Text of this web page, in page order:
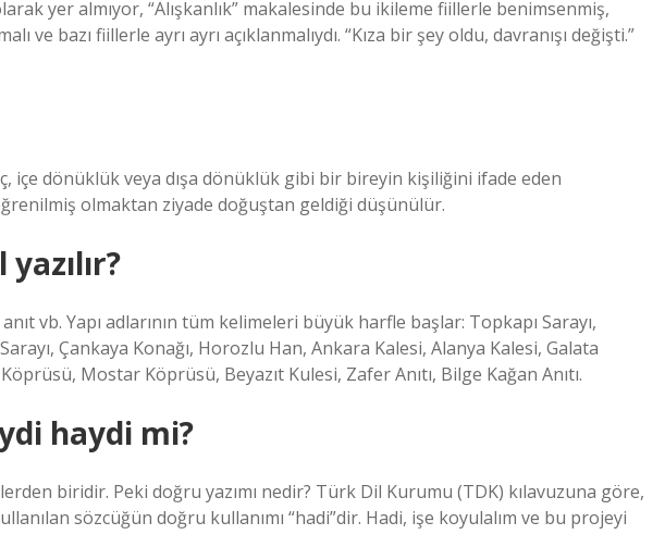
yer almıyor, “Alışkanlık” makalesinde bu ikileme fiillerle benimsenmiş,
ve bazı fiillerle ayrı ayrı açıklanmalıydı. “Kıza bir şey oldu, davranışı değişti.”
içe dönüklük veya dışa dönüklük gibi bir bireyin kişiliğini ifade eden
olmaktan ziyade doğuştan geldiği düşünülür.
vb. Yapı adlarının tüm kelimeleri büyük harfle başlar: Topkapı Sarayı,
Çankaya Konağı, Horozlu Han, Ankara Kalesi, Alanya Kalesi, Galata
Mostar Köprüsü, Beyazıt Kulesi, Zafer Anıtı, Bilge Kağan Anıtı.
haydi mi?
biridir. Peki doğru yazımı nedir? Türk Dil Kurumu (TDK) kılavuzuna göre,
sözcüğün doğru kullanımı “hadi”dir. Hadi, işe koyulalım ve bu projeyi